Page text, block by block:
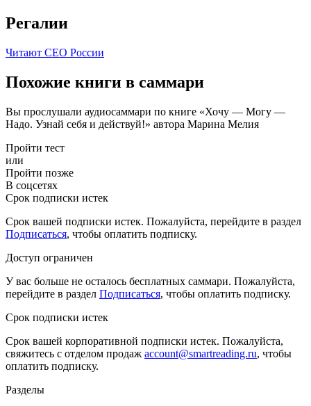
Регалии
Читают CEO России
Похожие книги в саммари
Вы прослушали аудиосаммари по книге «Хочу — Mогу —
Надо. Узнай себя и действуй!» автора Марина Мелия
Пройти тест
или
Пройти позже
В соцсетях
Срок подписки истек
Срок вашей подписки истек. Пожалуйста, перейдите в раздел
Подписаться, чтобы оплатить подписку.
Доступ ограничен
У вас больше не осталось бесплатных саммари. Пожалуйста,
перейдите в раздел Подписаться, чтобы оплатить подписку.
Срок подписки истек
Срок вашей корпоративной подписки истек. Пожалуйста,
свяжитесь с отделом продаж account@smartreading.ru, чтобы
оплатить подписку.
Разделы